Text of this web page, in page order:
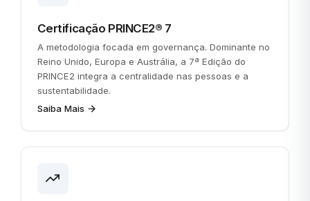
Certificação PRINCE2® 7
A metodologia focada em governança. Dominante no
Reino Unido, Europa e Austrália, a 7ª Edição do
PRINCE2 integra a centralidade nas pessoas e a
sustentabilidade.
Saiba Mais